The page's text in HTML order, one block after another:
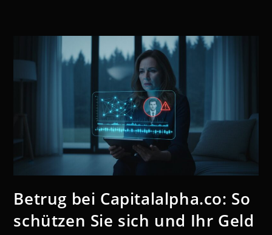
Betrug bei Capitalalpha.co: So
schützen Sie sich und Ihr Geld